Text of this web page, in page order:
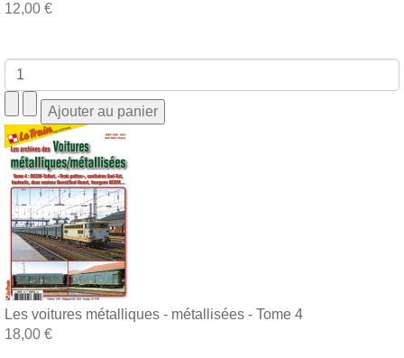
12,00 €
Les voitures métalliques - métallisées - Tome 4
18,00 €